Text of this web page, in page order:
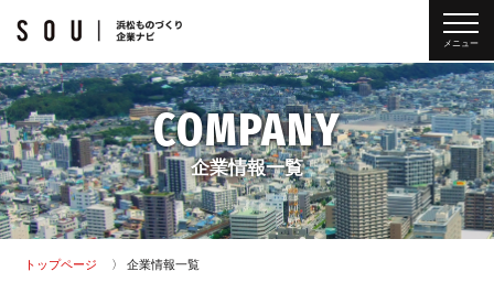
メニュー
COMPANY
企業情報一覧
トップページ 企業情報一覧